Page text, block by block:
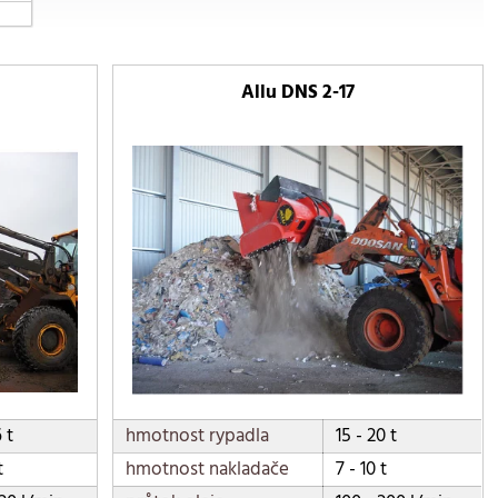
t
Allu DNS 2-17
hmotnost rypadla
15 - 20 t
hmotnost nakladače
7 - 10 t